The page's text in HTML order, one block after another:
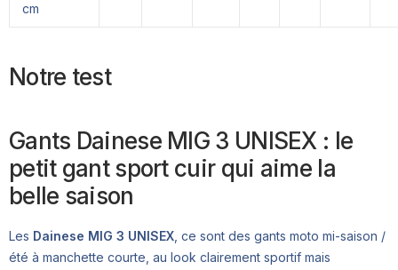
cm
Notre test
Gants Dainese MIG 3 UNISEX : le
petit gant sport cuir qui aime la
belle saison
Les Dainese MIG 3 UNISEX , ce sont des gants moto mi-saison /
été à manchette courte, au look clairement sportif mais